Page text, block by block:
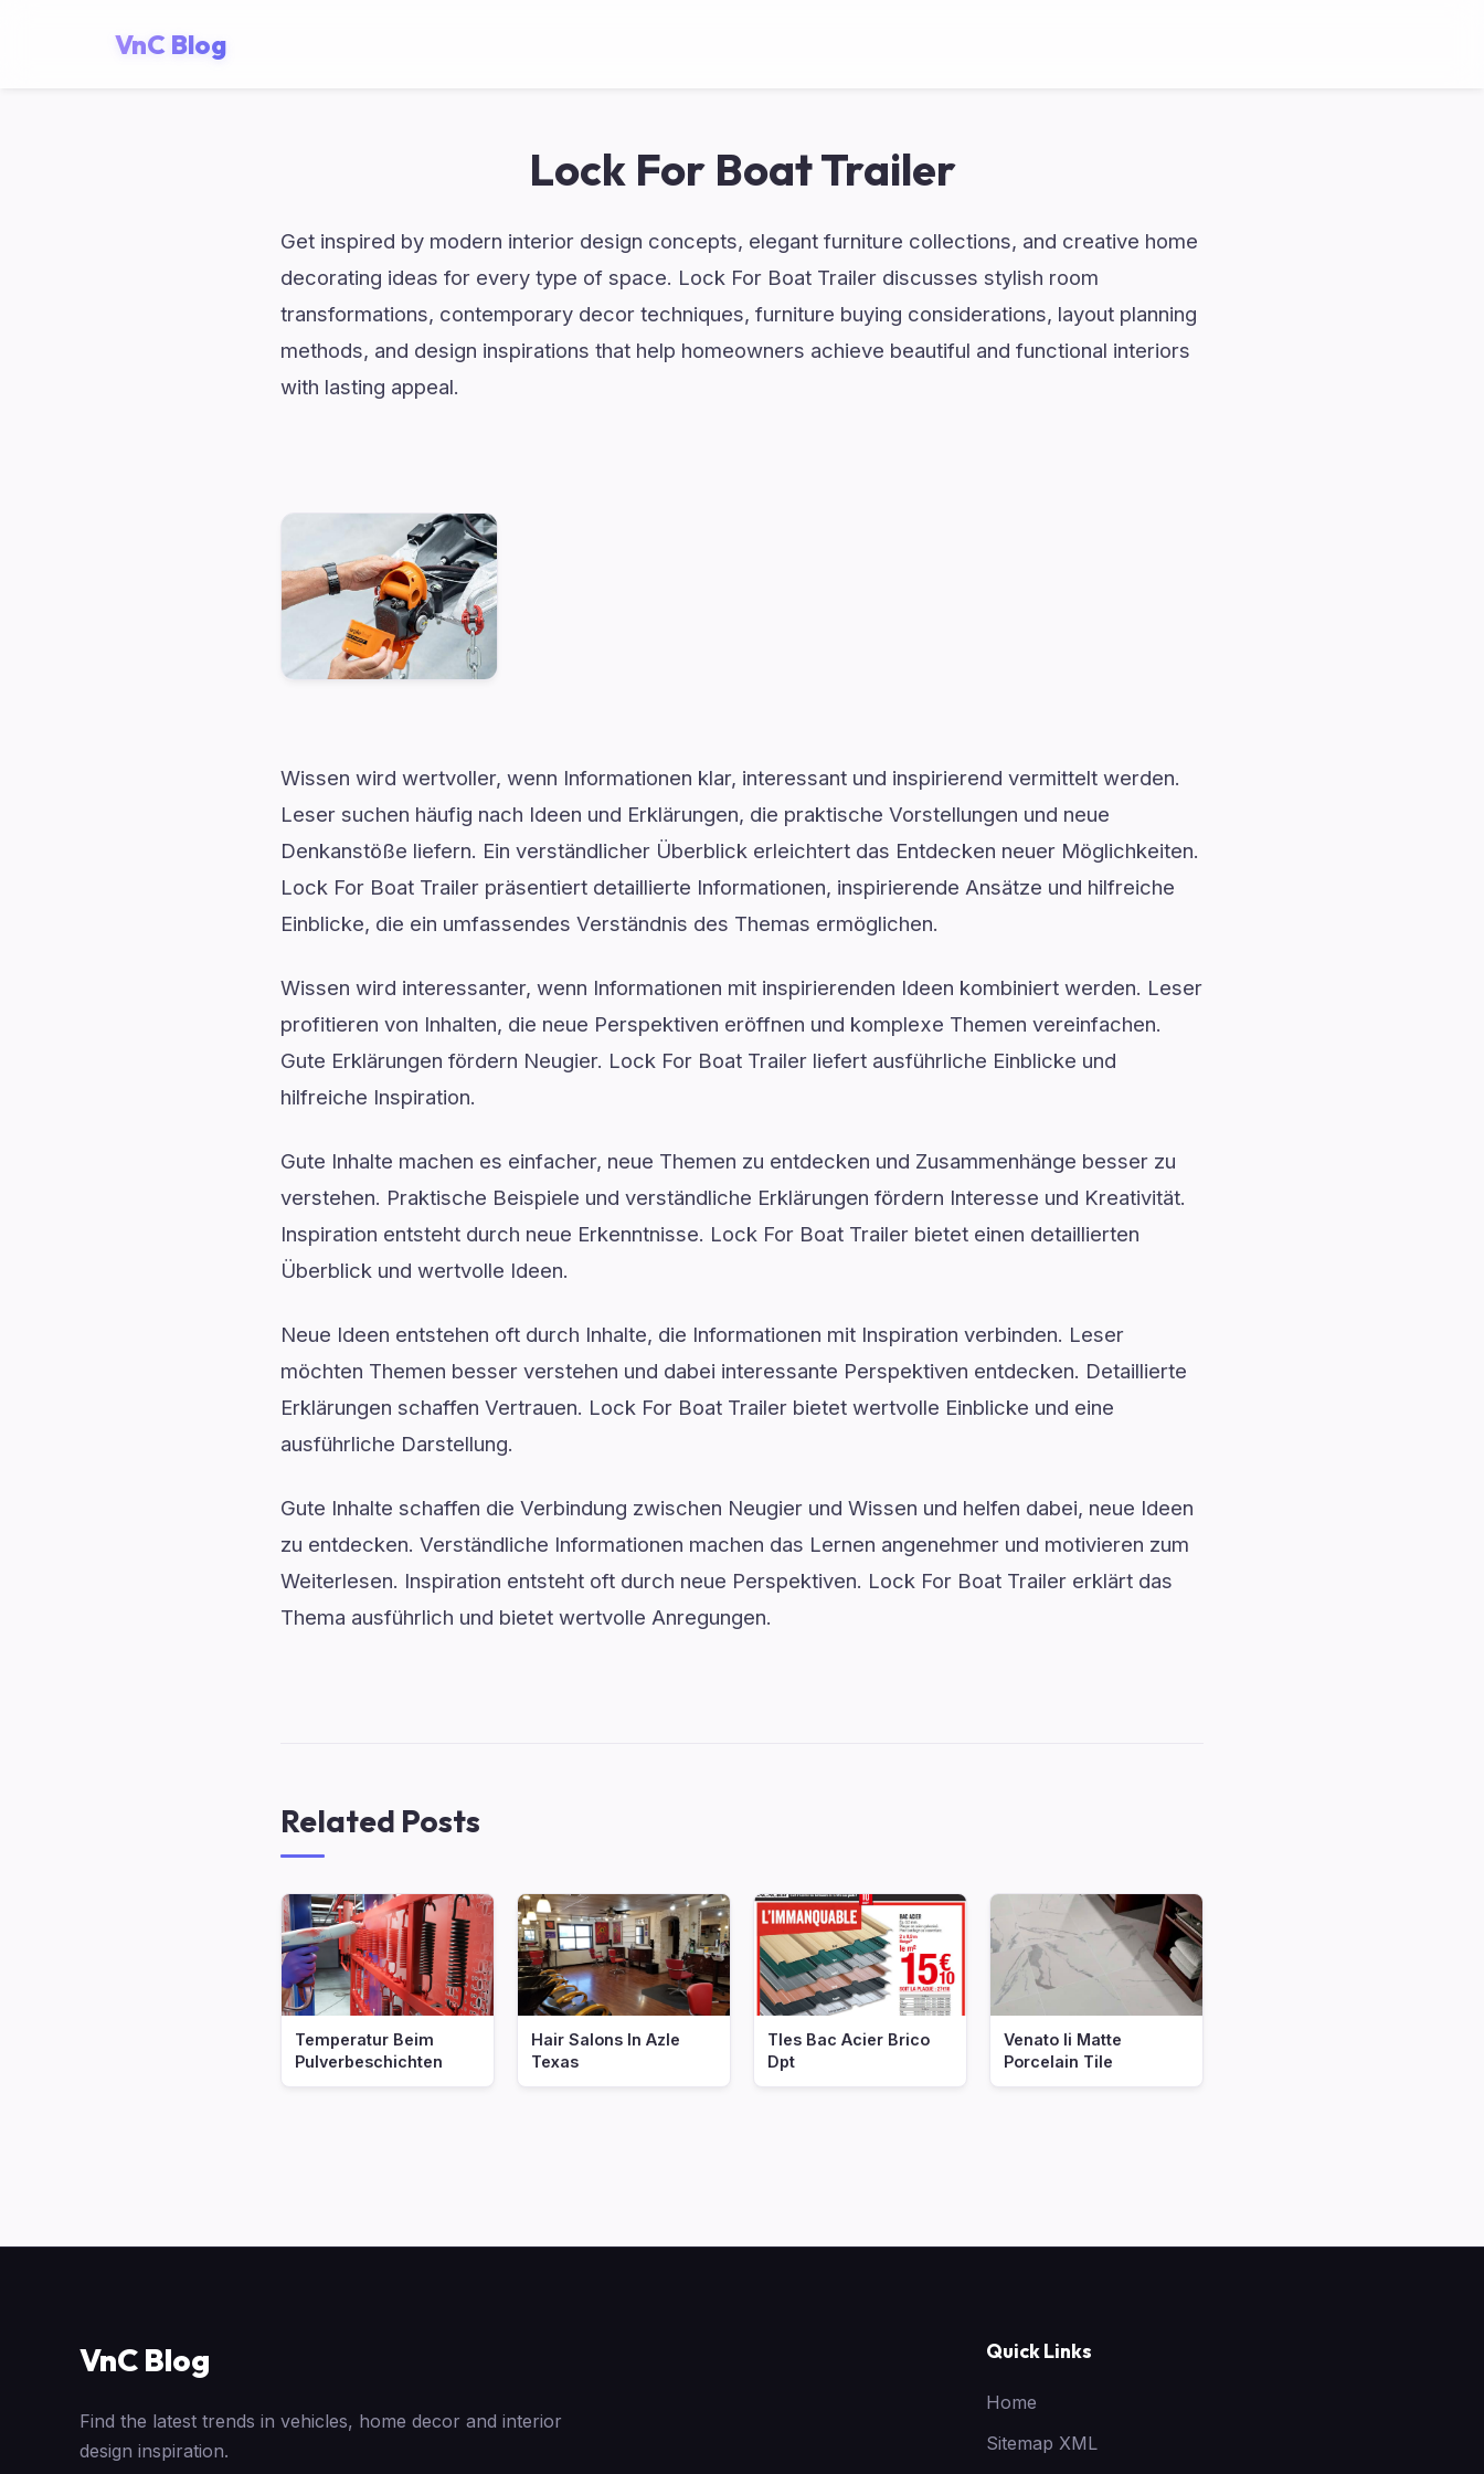
VnC Blog
Lock For Boat Trailer
Get inspired by modern interior design concepts, elegant furniture collections, and creative home
decorating ideas for every type of space. Lock For Boat Trailer discusses stylish room
transformations, contemporary decor techniques, furniture buying considerations, layout planning
methods, and design inspirations that help homeowners achieve beautiful and functional interiors
with lasting appeal.
Wissen wird wertvoller, wenn Informationen klar, interessant und inspirierend vermittelt werden.
Leser suchen häufig nach Ideen und Erklärungen, die praktische Vorstellungen und neue
Denkanstöße liefern. Ein verständlicher Überblick erleichtert das Entdecken neuer Möglichkeiten.
Lock For Boat Trailer präsentiert detaillierte Informationen, inspirierende Ansätze und hilfreiche
Einblicke, die ein umfassendes Verständnis des Themas ermöglichen.
Wissen wird interessanter, wenn Informationen mit inspirierenden Ideen kombiniert werden. Leser
profitieren von Inhalten, die neue Perspektiven eröffnen und komplexe Themen vereinfachen.
Gute Erklärungen fördern Neugier. Lock For Boat Trailer liefert ausführliche Einblicke und
hilfreiche Inspiration.
Gute Inhalte machen es einfacher, neue Themen zu entdecken und Zusammenhänge besser zu
verstehen. Praktische Beispiele und verständliche Erklärungen fördern Interesse und Kreativität.
Inspiration entsteht durch neue Erkenntnisse. Lock For Boat Trailer bietet einen detaillierten
Überblick und wertvolle Ideen.
Neue Ideen entstehen oft durch Inhalte, die Informationen mit Inspiration verbinden. Leser
möchten Themen besser verstehen und dabei interessante Perspektiven entdecken. Detaillierte
Erklärungen schaffen Vertrauen. Lock For Boat Trailer bietet wertvolle Einblicke und eine
ausführliche Darstellung.
Gute Inhalte schaffen die Verbindung zwischen Neugier und Wissen und helfen dabei, neue Ideen
zu entdecken. Verständliche Informationen machen das Lernen angenehmer und motivieren zum
Weiterlesen. Inspiration entsteht oft durch neue Perspektiven. Lock For Boat Trailer erklärt das
Thema ausführlich und bietet wertvolle Anregungen.
Related Posts
Temperatur Beim
Pulverbeschichten
Hair Salons In Azle
Texas
Tles Bac Acier Brico
Dpt
Venato Ii Matte
Porcelain Tile
VnC Blog
Find the latest trends in vehicles, home decor and interior
design inspiration.
Quick Links
Home
Sitemap XML